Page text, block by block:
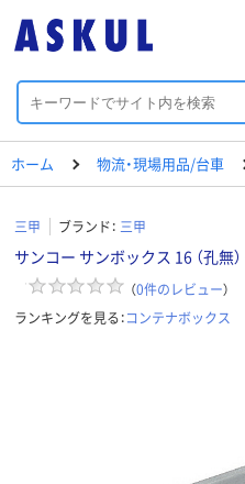
ホーム 物流・現場用品/台車
三甲 ブランド： 三甲
サンコー サンボックス 16 （孔無
（0件のレビュー）
ランキングを見る：コンテナボックス